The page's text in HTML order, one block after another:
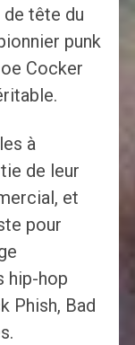
tête du
punk
Cocker
à
de leur
et
pour
hip-hop
Phish, Bad